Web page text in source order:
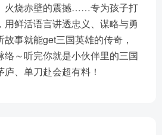
火烧赤壁的震撼……专为孩子打
用鲜活语言讲透忠义、谋略与勇
事就能get三国英雄的传奇，
络～听完你就是小伙伴里的三国
、单刀赴会超有料！